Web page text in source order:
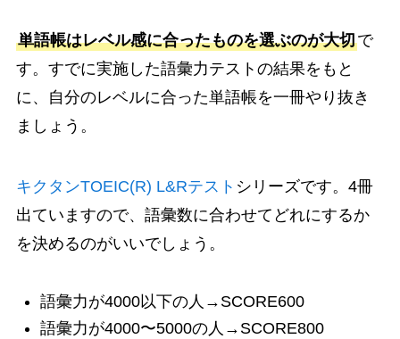
単語帳はレベル感に合ったものを選ぶのが大切で
す。すでに実施した語彙力テストの結果をもと
に、自分のレベルに合った単語帳を一冊やり抜き
ましょう。
キクタンTOEIC(R) L&Rテスト シリーズです。4冊
出ていますので、語彙数に合わせてどれにするか
を決めるのがいいでしょう。
語彙力が4000以下の人→SCORE600
語彙力が4000〜5000の人→SCORE800